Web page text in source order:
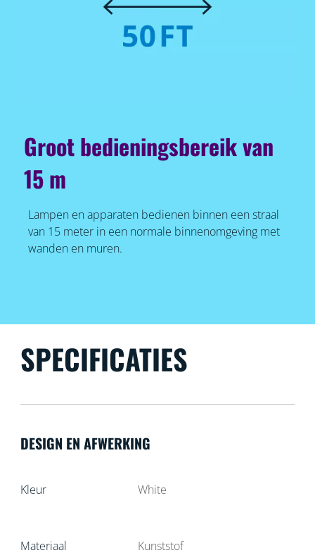
Groot bedieningsbereik van
15 m
Lampen en apparaten bedienen binnen een straal
van 15 meter in een normale binnenomgeving met
wanden en muren.
SPECIFICATIES
DESIGN EN AFWERKING
Kleur White
Materiaal Kunststof